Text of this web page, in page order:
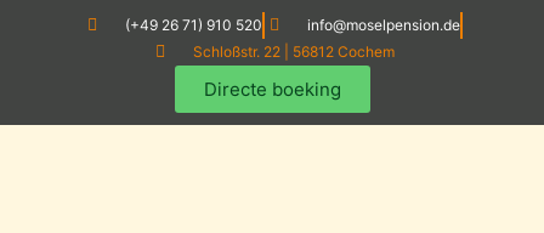
(+49 26 71) 910 520
info@moselpension.de
Schloßstr. 22 | 56812 Cochem
Directe boeking